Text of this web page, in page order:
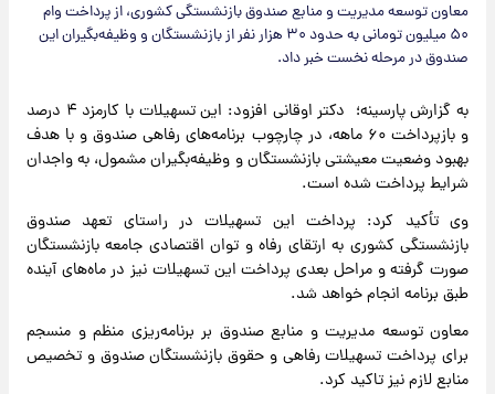
معاون توسعه مدیریت و منابع صندوق بازنشستگی کشوری، از پرداخت وام
۵۰ میلیون تومانی به حدود ۳۰ هزار نفر از بازنشستگان و وظیفه‌بگیران این
صندوق در مرحله نخست خبر داد.
به گزارش پارسینه؛ دکتر اوقانی افزود: این تسهیلات با کارمزد ۴ درصد
و بازپرداخت ۶۰ ماهه، در چارچوب برنامه‌های رفاهی صندوق و با هدف
بهبود وضعیت معیشتی بازنشستگان و وظیفه‌بگیران مشمول، به واجدان
شرایط پرداخت شده است.
وی تأکید کرد: پرداخت این تسهیلات در راستای تعهد صندوق
بازنشستگی کشوری به ارتقای رفاه و توان اقتصادی جامعه بازنشستگان
صورت گرفته و مراحل بعدی پرداخت این تسهیلات نیز در ماه‌های آینده
طبق برنامه انجام خواهد شد.
معاون توسعه مدیریت و منابع صندوق بر برنامه‌ریزی منظم و منسجم
برای پرداخت تسهیلات رفاهی و حقوق بازنشستگان صندوق و تخصیص
منابع لازم نیز تاکید کرد.